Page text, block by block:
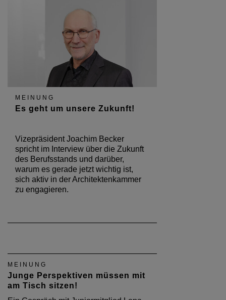
MEINUNG
Es geht um unsere Zukunft!
Vizepräsident Joachim Becker
spricht im Interview über die Zukunft
des Berufsstands und darüber,
warum es gerade jetzt wichtig ist,
sich aktiv in der Architektenkammer
zu engagieren.
MEINUNG
Junge Perspektiven müssen mit
am Tisch sitzen!